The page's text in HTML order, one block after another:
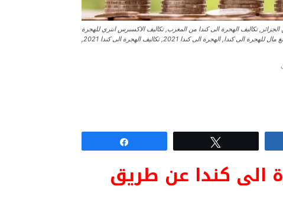
كندا 2019, تكاليف الهجرة الى كندا من الجزائر, تكاليف الهجرة الى كندا من المغرب, تكاليف الاكسبرس انتري للهجرة
الى كندا عن طريق